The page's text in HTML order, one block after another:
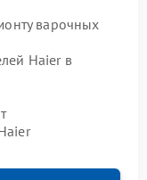
варочных
Haier в